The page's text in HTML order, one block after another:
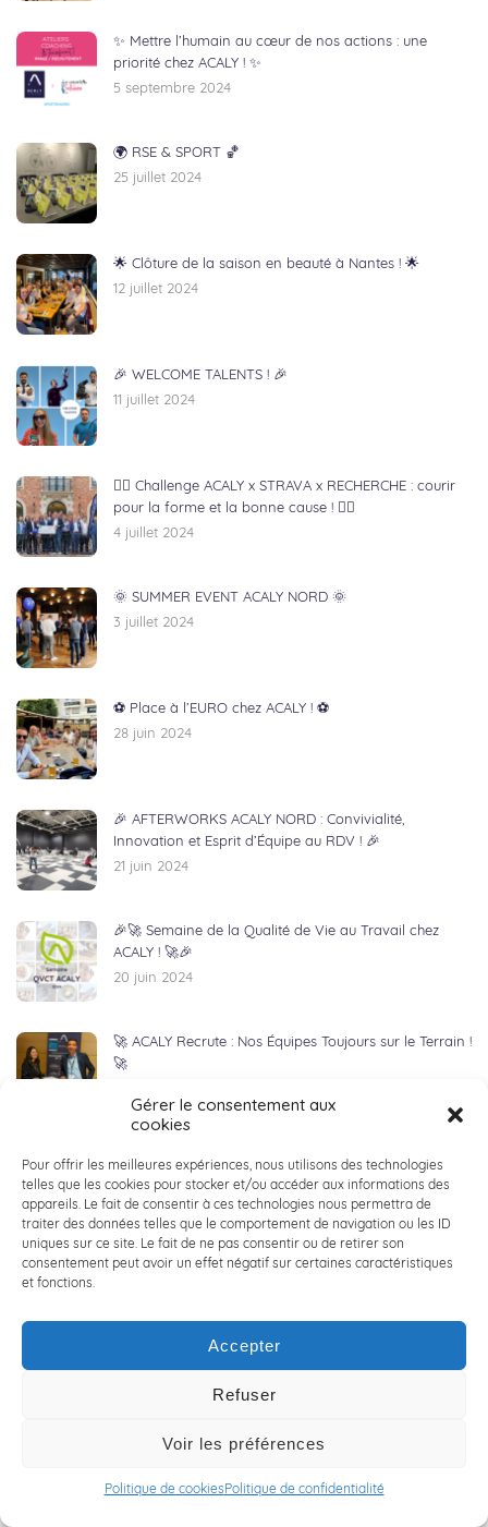
Gérer le consentement aux
cookies
Pour offrir les meilleures expériences, nous utilisons des technologies
telles que les cookies pour stocker et/ou accéder aux informations des
appareils. Le fait de consentir à ces technologies nous permettra de
traiter des données telles que le comportement de navigation ou les ID
uniques sur ce site. Le fait de ne pas consentir ou de retirer son
consentement peut avoir un effet négatif sur certaines caractéristiques
et fonctions.
Accepter
Refuser
Voir les préférences
Politique de cookiesPolitique de confidentialité
✨ Mettre l’humain au cœur de nos actions : une
priorité chez ACALY ! ✨
5 septembre 2024
🌍 RSE & SPORT 🏀
25 juillet 2024
🌟 Clôture de la saison en beauté à Nantes ! 🌟
12 juillet 2024
🎉 WELCOME TALENTS ! 🎉
11 juillet 2024
🏃‍♂️ Challenge ACALY x STRAVA x RECHERCHE : courir
pour la forme et la bonne cause ! 🏃‍♀️
4 juillet 2024
🌞 SUMMER EVENT ACALY NORD 🌞
3 juillet 2024
⚽ Place à l’EURO chez ACALY ! ⚽
28 juin 2024
🎉 AFTERWORKS ACALY NORD : Convivialité,
Innovation et Esprit d’Équipe au RDV ! 🎉
21 juin 2024
🎉🚀 Semaine de la Qualité de Vie au Travail chez
ACALY ! 🚀🎉
20 juin 2024
🚀 ACALY Recrute : Nos Équipes Toujours sur le Terrain !
🚀
6 juin 2024
🚲 LILLE HARDELOT : ACALY NORD x VICTOIRE
👔 COLLECTE DE VETEMENTS POUR LA CRAVATE